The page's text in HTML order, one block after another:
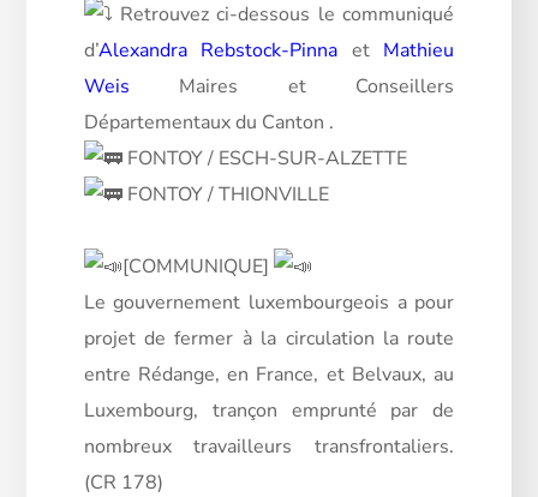
Retrouvez ci-dessous le communiqué
d’Alexandra Rebstock-Pinna et Mathieu
Weis Maires et Conseillers
Départementaux du Canton .
FONTOY / ESCH-SUR-ALZETTE
FONTOY / THIONVILLE
[COMMUNIQUE]
Le gouvernement luxembourgeois a pour
projet de fermer à la circulation la route
entre Rédange, en France, et Belvaux, au
Luxembourg, trançon emprunté par de
nombreux travailleurs transfrontaliers.
(CR 178)